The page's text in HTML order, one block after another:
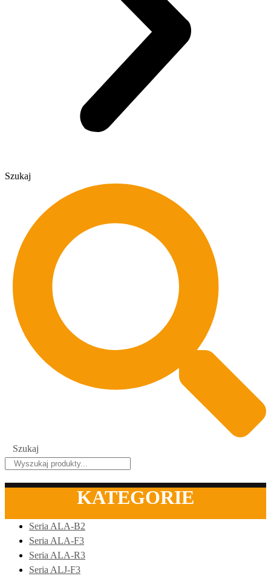
Szukaj
Szukaj
KATEGORIE
Seria ALA-B2
Seria ALA-F3
Seria ALA-R3
Seria ALJ-F3